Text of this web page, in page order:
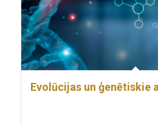
Evolūcijas un ģenētiskie